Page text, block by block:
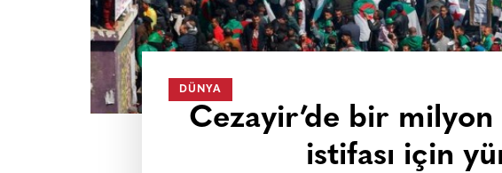
DÜNYA
Cezayir’de bir milyon
istifası için